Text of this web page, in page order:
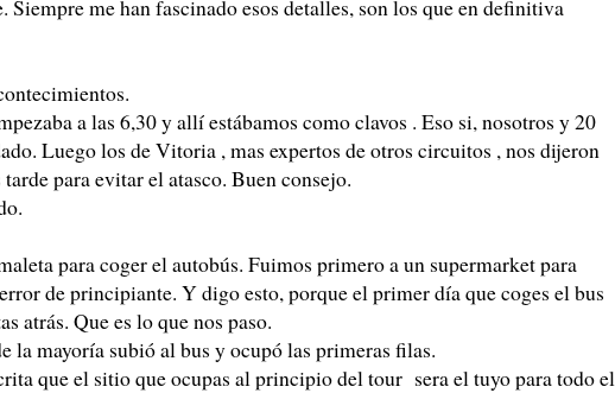
Siempre me han fascinado esos detalles, son los que en definitiva
a las 6,30 y allí estábamos como clavos . Eso si, nosotros y 20
Luego los de Vitoria , mas expertos de otros circuitos , nos dijeron
para evitar el atasco. Buen consejo.
para coger el autobús. Fuimos primero a un supermarket para
de principiante. Y digo esto, porque el primer día que coges el bus
atrás. Que es lo que nos paso.
la mayoría subió al bus y ocupó las primeras filas.
que el sitio que ocupas al principio del tour sera el tuyo para todo el